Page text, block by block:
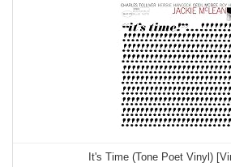
It's Time (Tone Poet Vinyl)